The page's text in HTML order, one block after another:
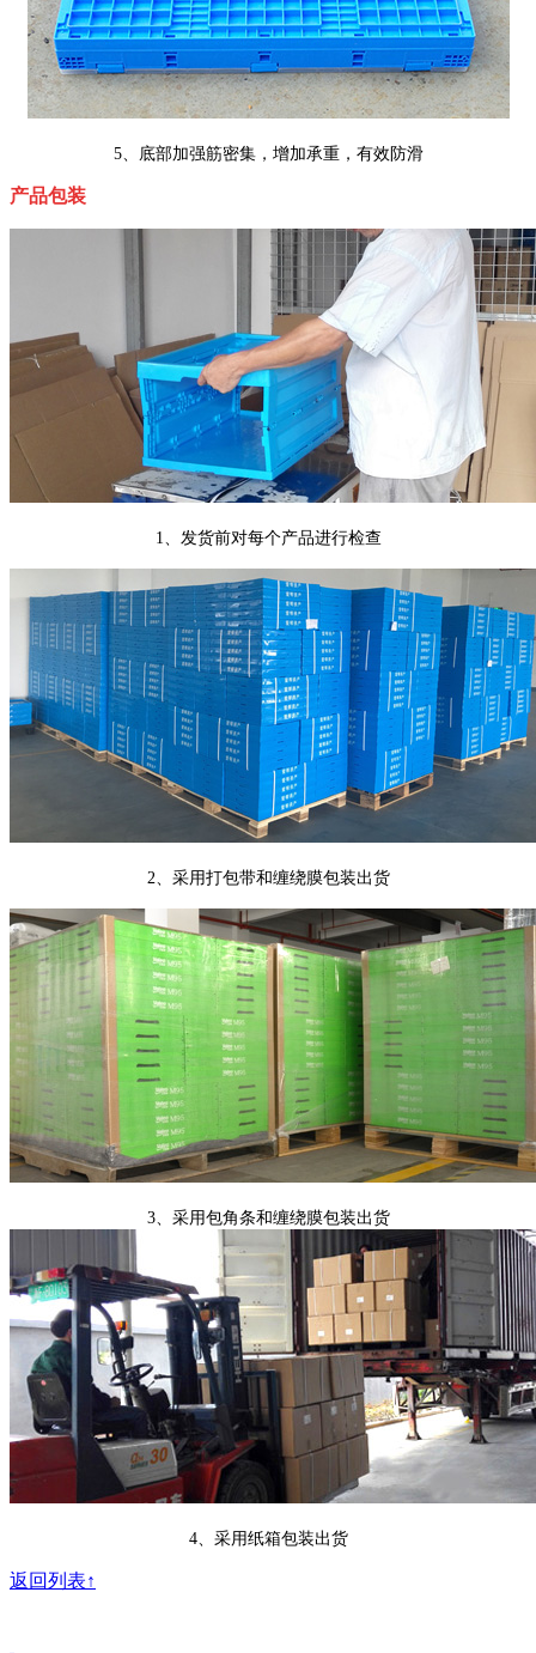
5、底部加强筋密集，增加承重，有效防滑
产品包装
1、发货前对每个产品进行检查
2、采用打包带和缠绕膜包装出货
3、采用包角条和缠绕膜包装出货
4、采用纸箱包装出货
返回列表↑